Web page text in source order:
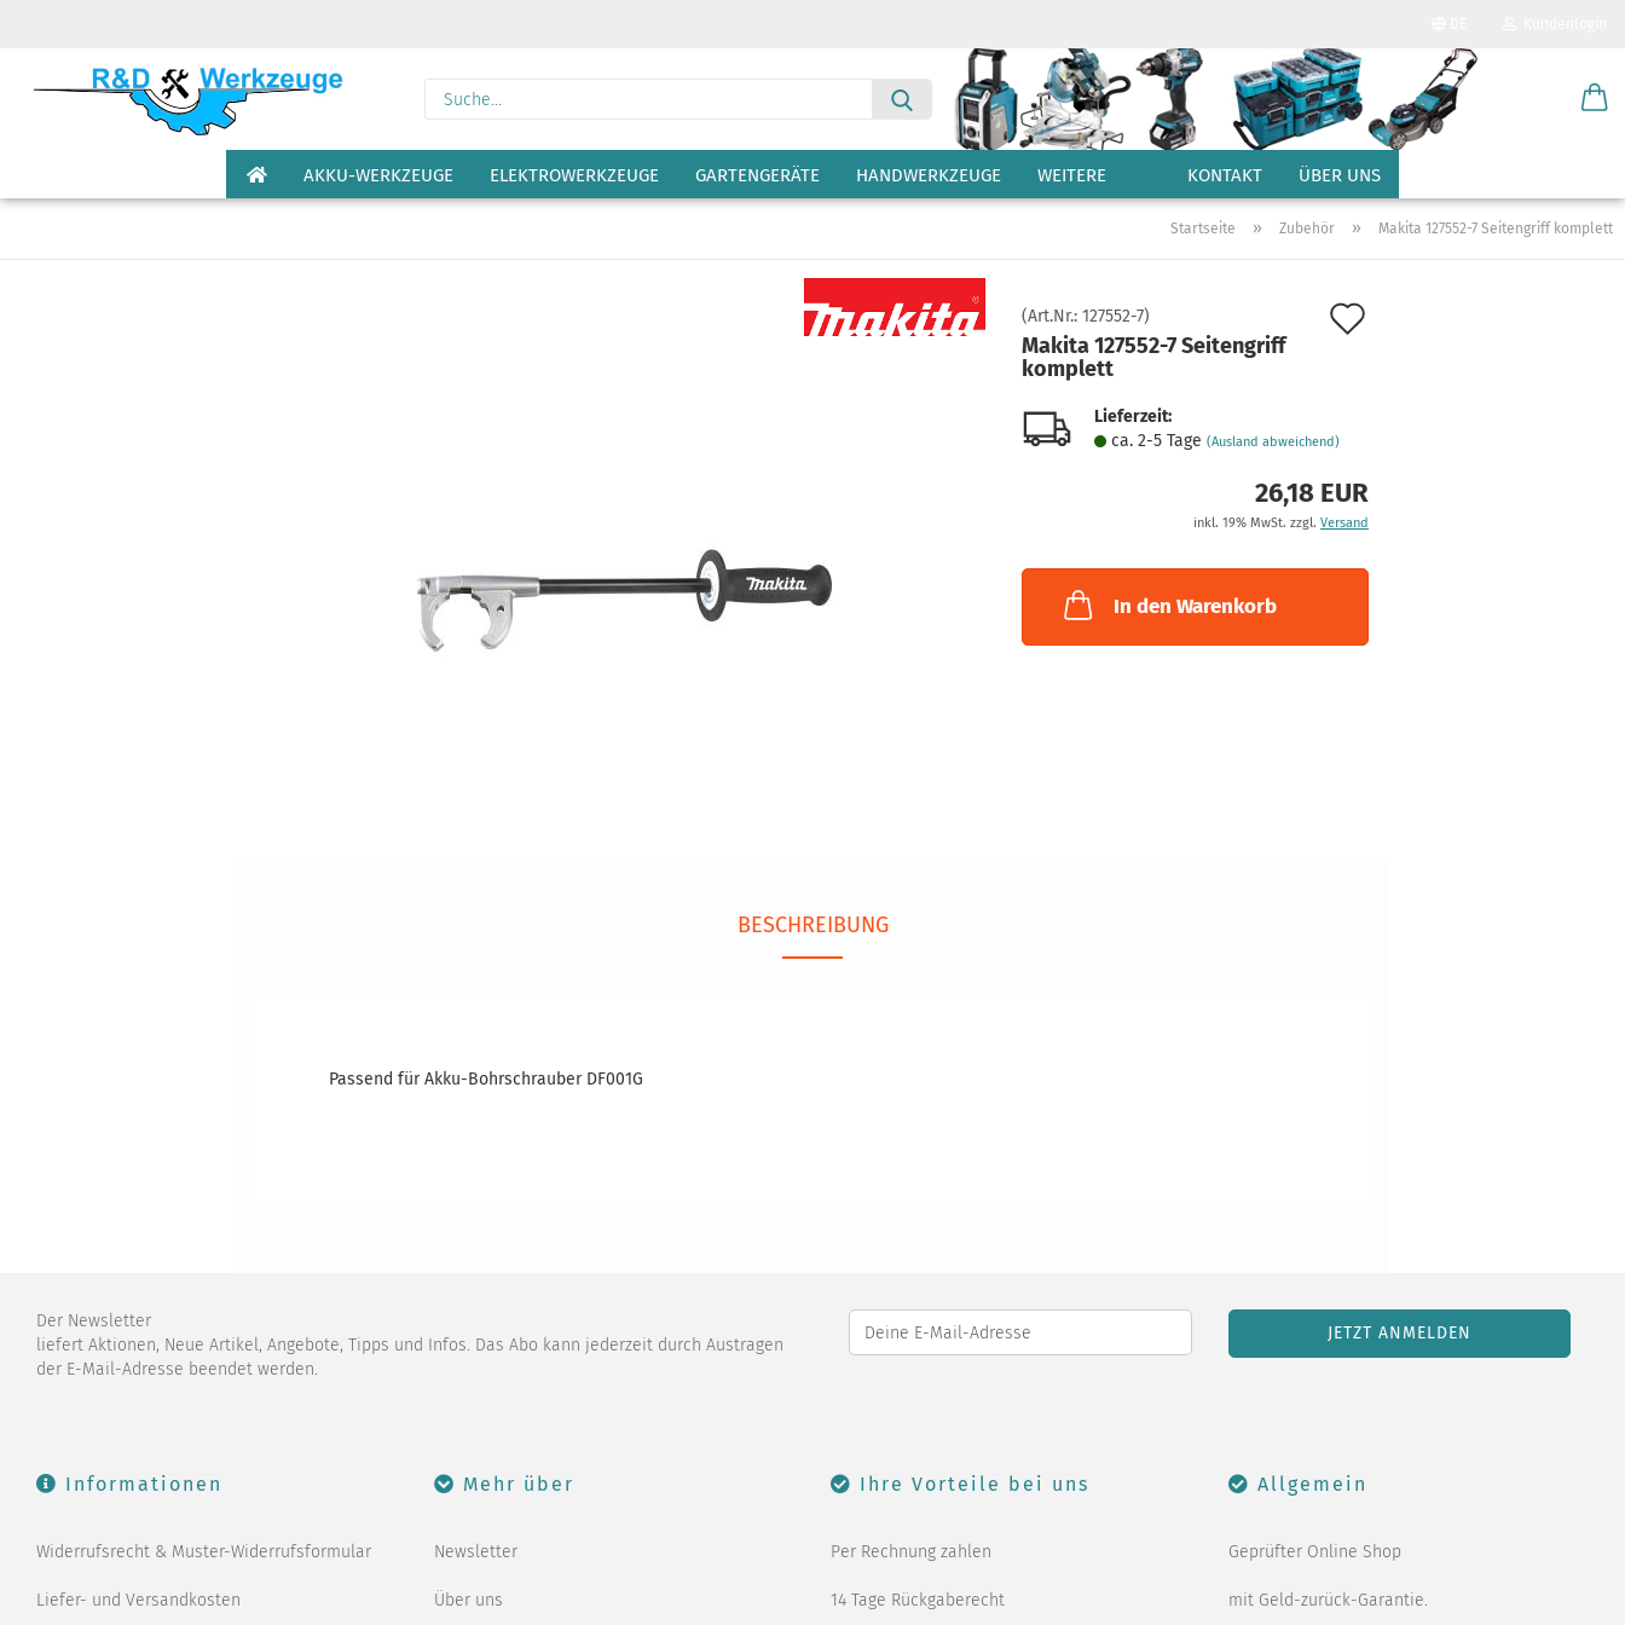
Sprache auswählen
Lieferland
Passwort
Suche...
AKKU-WERKZEUGE ELEKTROWERKZEUGE GARTENGERÄTE HANDWERKZEUGE KONTAKT ÜBER UNS
WEITERE
Startseite » Zubehör » Makita 127552-7 Seitengriff komplett
(Art.Nr.:127552-7)
Makita 127552-7 Seitengriff
komplett
Lieferzeit:
ca. 2-5 Tage(Ausland abweichend)
26,18 EUR
inkl. 19% MwSt. zzgl. Versand
In den Warenkorb
BESCHREIBUNG
Passend für Akku-Bohrschrauber DF001G
Der Newsletter
liefert Aktionen, Neue Artikel, Angebote, Tipps und Infos. Das Abo kann jederzeit durch Austragen
der E-Mail-Adresse beendet werden.
Informationen
Widerrufsrecht & Muster-Widerrufsformular
Liefer- und Versandkosten
Mehr über
Newsletter
Über uns
Ihre Vorteile bei uns
Per Rechnung zahlen
14 Tage Rückgaberecht
Allgemein
Geprüfter Online Shop
mit Geld-zurück-Garantie.